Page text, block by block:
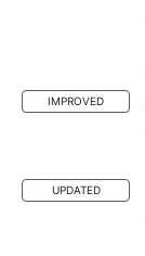
IMPROVED
UPDATED